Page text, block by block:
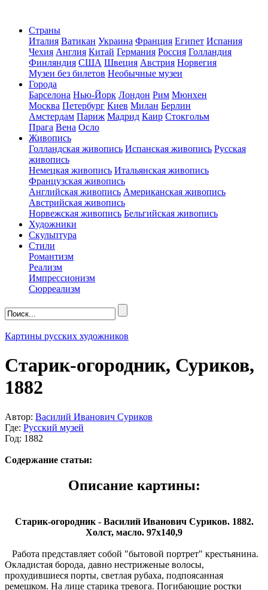
Страны
Италия Ватикан Украина Франция Египет Испания
Чехия Англия Китай Германия Россия Голландия
Финляндия США Швеция Австрия Норвегия
Музеи без билетов Необычные музеи
Города
Барселона Нью-Йорк Лондон Рим Мюнхен
Москва Петербург Киев Милан Берлин
Амстердам Париж Мадрид Каир Стокгольм
Прага Вена Осло
Живопись
Голландская живопись Испанская живопись Русская
живопись
Немецкая живопись Итальянская живопись
Французская живопись
Английская живопись Американская живопись
Австрийская живопись
Норвежская живопись Бельгийская живопись
Художники
Скульптура
Стили
Романтизм
Реализм
Импрессионизм
Сюрреализм
Картины русских художников
Старик-огородник, Суриков,
1882
Автор: Василий Иванович Суриков
Где: Русский музей
Год: 1882
Содержание статьи:
Описание картины:
Старик-огородник - Василий Иванович Суриков. 1882.
Холст, масло. 97х140,9
Работа представляет собой "бытовой портрет" крестьянина.
Окладистая борода, давно нестриженые волосы,
прохудившиеся порты, светлая рубаха, подпоясанная
ремешком. На лице старика тревога. Погибающие ростки